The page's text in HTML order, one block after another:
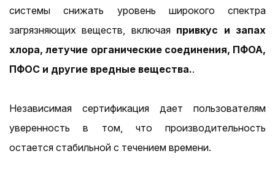
системы снижать уровень широкого спектра
загрязняющих веществ, включая привкус и запах
хлора, летучие органические соединения, ПФОА,
ПФОС и другие вредные вещества..
Независимая сертификация дает пользователям
уверенность в том, что производительность
остается стабильной с течением времени.